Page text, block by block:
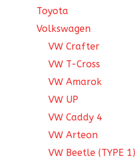
Toyota
Volkswagen
VW Crafter
VW T-Cross
VW Amarok
VW UP
VW Caddy 4
VW Arteon
VW Beetle (TYPE 1)